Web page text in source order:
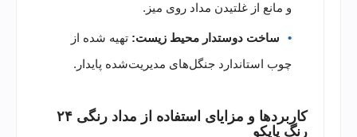
و مانع از غلتیدن مداد روی میز.
ساخت دوستدار محیط زیست: تهیه شده از
چوب استاندارد جنگل‌های مدیریت‌شده پایدار.
کاربردها و مزایای استفاده از مداد رنگی ۲۴
رنگ پاپکو